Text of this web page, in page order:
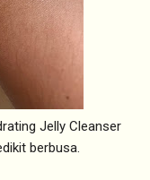
Jelly Cleanser
berbusa.